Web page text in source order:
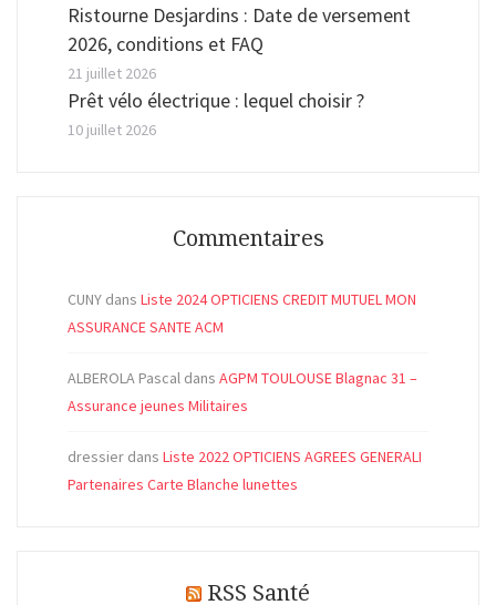
Ristourne Desjardins : Date de versement
2026, conditions et FAQ
21 juillet 2026
Prêt vélo électrique : lequel choisir ?
10 juillet 2026
Commentaires
CUNY dans Liste 2024 OPTICIENS CREDIT MUTUEL MON
ASSURANCE SANTE ACM
ALBEROLA Pascal dans AGPM TOULOUSE Blagnac 31 –
Assurance jeunes Militaires
dressier dans Liste 2022 OPTICIENS AGREES GENERALI
Partenaires Carte Blanche lunettes
RSS Santé